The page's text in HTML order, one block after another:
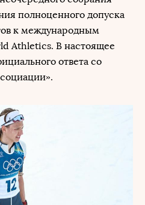
полноценного допуска
к международным
Athletics. В настоящее
ответа со